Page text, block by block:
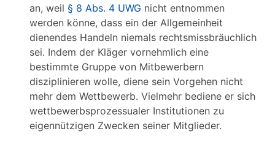
an, weil § 8 Abs. 4 UWG nicht entnommen
werden könne, dass ein der Allgemeinheit
dienendes Handeln niemals rechtsmissbräuchlich
sei. Indem der Kläger vornehmlich eine
bestimmte Gruppe von Mitbewerbern
disziplinieren wolle, diene sein Vorgehen nicht
mehr dem Wettbewerb. Vielmehr bediene er sich
wettbewerbsprozessualer Institutionen zu
eigennützigen Zwecken seiner Mitglieder.